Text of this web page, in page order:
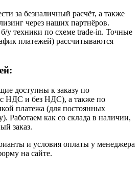
за безналичный расчёт, а также
через наших партнёров.
у техники по схеме trade-in. Точные
платежей) рассчитываются
доступны к заказу по
НДС и без НДС), а также по
платежа (для постоянных
Работаем как со склада в наличии,
заказ.
и условия оплаты у менеджера
на сайте.